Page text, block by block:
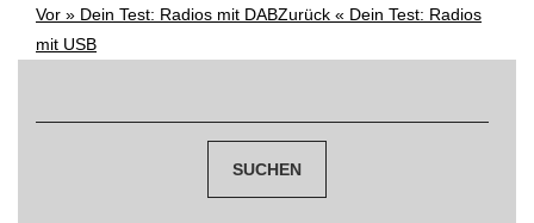
Post
Vor » Dein Test: Radios mit DABZurück « Dein Test: Radios
mit USB